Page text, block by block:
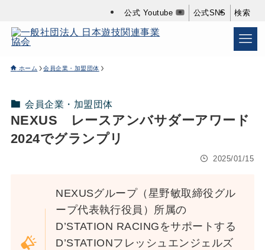
公式 Youtube 公式SNS 検索
ホーム 会員企業・加盟団体
会員企業・加盟団体
NEXUS レースアンバサダーアワード
2024でグランプリ
2025/01/15
NEXUSグループ（星野敏取締役グル
ープ代表執行役員）所属の
D’STATION RACINGをサポートする
D’STATIONフレッシュエンジェルズ